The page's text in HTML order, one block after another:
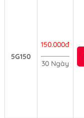
5G150
150.000đ
30 Ngày